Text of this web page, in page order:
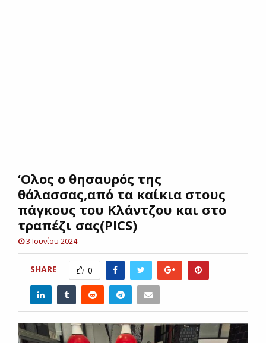
U
‘Ολος ο θησαυρός της
θάλασσας,από τα καίκια στους
πάγκους του Κλάντζου και στο
τραπέζι σας(PICS)
3 Ιουνίου 2024
SHARE 0